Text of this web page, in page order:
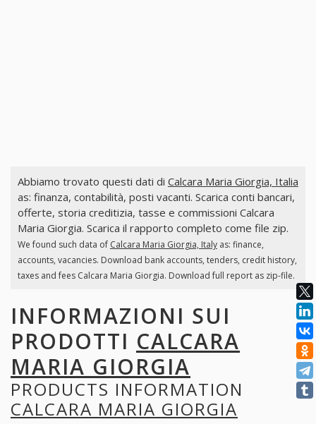
Abbiamo trovato questi dati di Calcara Maria Giorgia, Italia
as: finanza, contabilità, posti vacanti. Scarica conti bancari,
offerte, storia creditizia, tasse e commissioni Calcara
Maria Giorgia. Scarica il rapporto completo come file zip.
We found such data of Calcara Maria Giorgia, Italyas: finance,
accounts, vacancies. Download bank accounts, tenders, credit history,
taxes and fees Calcara Maria Giorgia. Download full report as zip-file.
INFORMAZIONI SUI
PRODOTTI CALCARA
MARIA GIORGIA
PRODUCTS INFORMATION
CALCARA MARIA GIORGIA